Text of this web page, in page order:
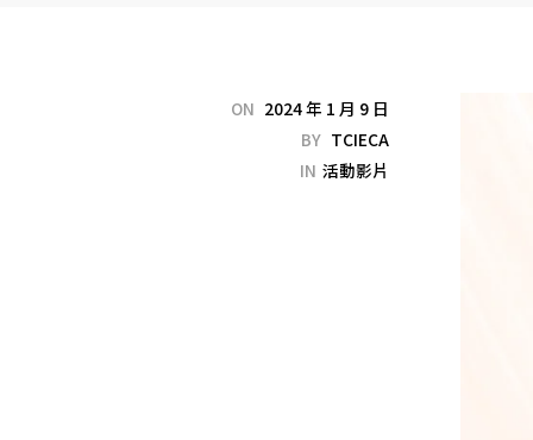
ON 2024 年 1 月 9 日
BY TCIECA
IN 活動影片